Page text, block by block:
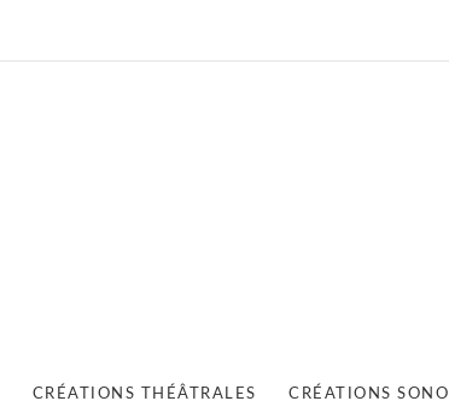
CRÉATIONS THÉÂTRALES CRÉATIONS